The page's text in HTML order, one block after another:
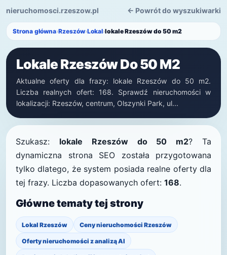
nieruchomosci.rzeszow.pl ← Powrót do wyszukiwarki
Strona główna›Rzeszów›Lokal›lokale Rzeszów do 50 m2
Lokale Rzeszów Do 50 M2
Aktualne oferty dla frazy: lokale Rzeszów do 50 m2.
Liczba realnych ofert: 168. Sprawdź nieruchomości w
lokalizacji: Rzeszów, centrum, Olszynki Park, ul...
Szukasz: lokale Rzeszów do 50 m2? Ta
dynamiczna strona SEO została przygotowana
tylko dlatego, że system posiada realne oferty dla
tej frazy. Liczba dopasowanych ofert: 168.
Główne tematy tej strony
Lokal Rzeszów Ceny nieruchomości Rzeszów
Oferty nieruchomości z analizą AI